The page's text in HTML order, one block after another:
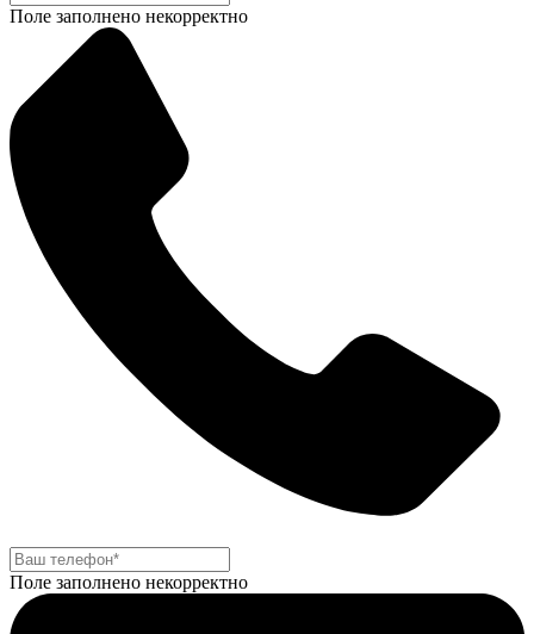
Поле заполнено некорректно
Поле заполнено некорректно